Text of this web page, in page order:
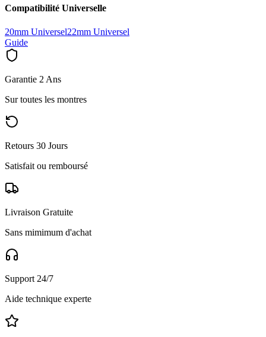
Compatibilité Universelle
20mm Universel22mm Universel
Guide
Garantie 2 Ans
Sur toutes les montres
Retours 30 Jours
Satisfait ou remboursé
Livraison Gratuite
Sans mimimum d'achat
Support 24/7
Aide technique experte